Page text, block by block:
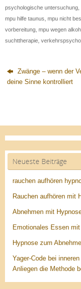
psychologische untersuchung
mpu hilfe taunus mpu nicht
vorbereitung mpu wegen
suchttherapie
Zwänge – wenn der
deine Sinne kontrolliert
Neueste Beiträge
rauchen aufhören
Rauchen aufhören mit
Abnehmen mit
Emotionales Essen
Hypnose zum
Yager-Code bei
Anliegen die Methode